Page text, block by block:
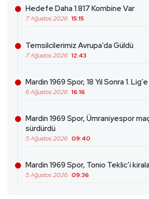
Hedefe Daha 1.817 Kombine Var
7 Ağustos 2026 15:15
Temsilcilerimiz Avrupa’da Güldü
7 Ağustos 2026 12:43
Mardin 1969 Spor, 18 Yıl Sonra 1. Lig’e
6 Ağustos 2026 16:16
Mardin 1969 Spor, Ümraniyespor
sürdürdü
5 Ağustos 2026 09:40
Mardin 1969 Spor, Tonio Teklic’i
5 Ağustos 2026 09:36